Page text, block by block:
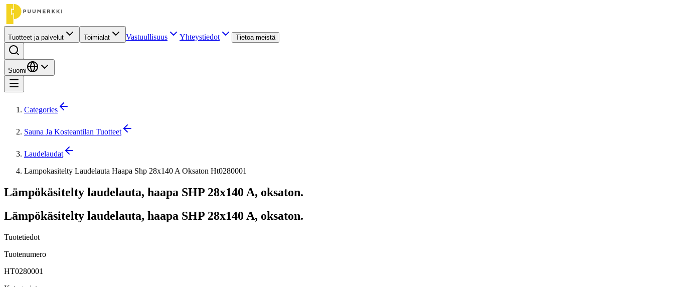
Tuotteet ja palvelut Toimialat Vastuullisuus Yhteystiedot Tietoa meistä
Suomi
Categories
Sauna Ja Kosteantilan Tuotteet
Laudelaudat
Lampokasitelty Laudelauta Haapa Shp 28x140 A Oksaton Ht0280001
Lämpökäsitelty laudelauta, haapa SHP 28x140 A, oksaton.
Lämpökäsitelty laudelauta, haapa SHP 28x140 A, oksaton.
Tuotetiedot
Tuotenumero
HT0280001